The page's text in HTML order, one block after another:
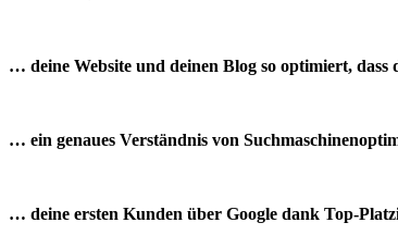
… deine Website und deinen Blog so optimiert, dass
… ein genaues Verständnis von
… deine ersten Kunden über Google dank Top-